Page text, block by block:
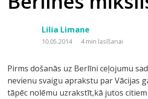
Lilia Limane
10.05.2014 4 min lasīšanai
Pirms došanās uz Berlīni ceļojumu
nevienu svaigu aprakstu par Vācijas
tāpēc nolēmu uzrakstīt,kā jutos